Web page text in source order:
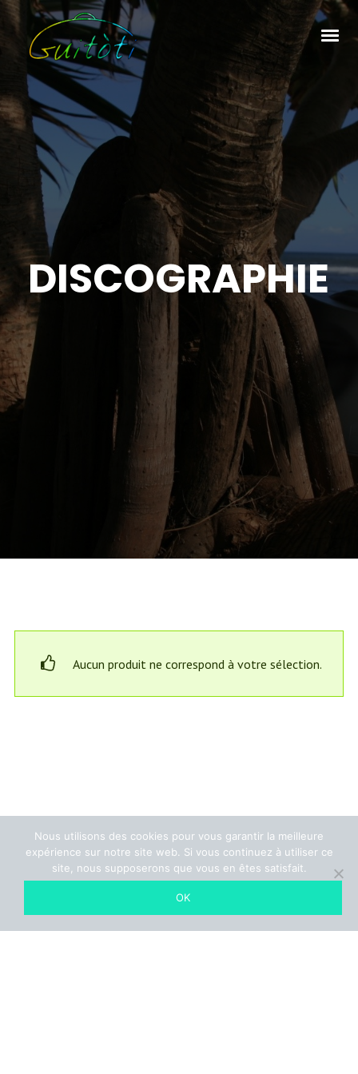
DISCOGRAPHIE
Aucun produit ne correspond à votre sélection.
Nous utilisons des cookies pour vous garantir la meilleure
expérience sur notre site web. Si vous continuez à utiliser ce
site, nous supposerons que vous en êtes satisfait.
OK